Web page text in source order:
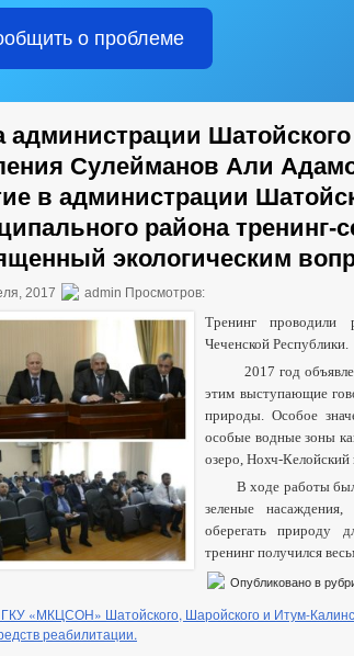
о проблеме
администрации Шатойского
Сулейманов Али
в администрации
района тренинг-
экологическим
2017 admin Просмотров:
Тренинг проводили
Чеченской Республики.
2017 год объявлен
этим выступающие
природы. Особое
особые водные зоны
озеро, Нохч-Келойский
В ходе работы было
зеленые насаждения,
оберегать природу
тренинг получился
Опубликовано в
«МКЦСОН» Шатойского, Шаройского и Итум-
реабилитации.